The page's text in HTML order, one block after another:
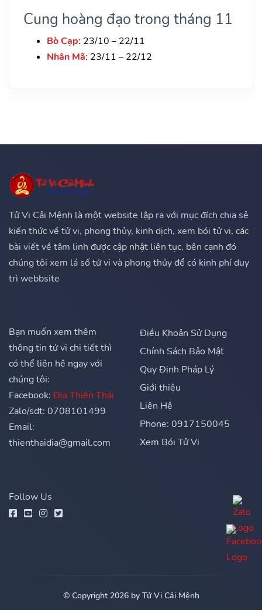
Cung hoàng đạo trong tháng 11
Bò Cạp: 23/10 – 22/11
Nhân Mã: 23/11 – 22/12
Tử Vi Cải Mệnh là một website lập ra với mục đích chia sẻ
kiến thức về tử vi, phong thủy, kinh dịch, xem bói tử vi, các
bài viết về tâm linh được cập nhật liên tục, bên cạnh đó
chúng tôi xem lá số tử vi và phong thủy để có kinh phí duy
trì webbsite
Bạn muốn xem thêm
thông tin tử vi chi tiết thì
có thể liên hệ ngay với
chúng tôi:
Facebook: Địa Thiên Thái
Zalo/sdt: 0708101499
Email:
thienthaidia@gmail.com
Điều Khoản Sử Dụng
Chính Sách Bảo Mật
Quy Định Pháp Lý
Giới thiệu
Liên Hệ
Phone: 0917150045
Xem Bói Tử Vi
Follow Us
© Copyright 2026 by Tử Vi Cải Mệnh